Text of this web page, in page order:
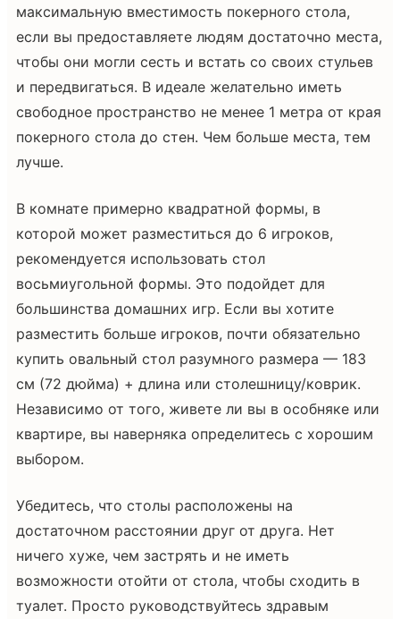
максимальную вместимость покерного стола,
если вы предоставляете людям достаточно места,
чтобы они могли сесть и встать со своих стульев
и передвигаться. В идеале желательно иметь
свободное пространство не менее 1 метра от края
покерного стола до стен. Чем больше места, тем
лучше.
В комнате примерно квадратной формы, в
которой может разместиться до 6 игроков,
рекомендуется использовать стол
восьмиугольной формы. Это подойдет для
большинства домашних игр. Если вы хотите
разместить больше игроков, почти обязательно
купить овальный стол разумного размера — 183
см (72 дюйма) + длина или столешницу/коврик.
Независимо от того, живете ли вы в особняке или
квартире, вы наверняка определитесь с хорошим
выбором.
Убедитесь, что столы расположены на
достаточном расстоянии друг от друга. Нет
ничего хуже, чем застрять и не иметь
возможности отойти от стола, чтобы сходить в
туалет. Просто руководствуйтесь здравым